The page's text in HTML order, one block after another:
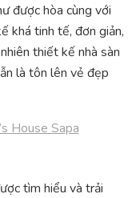
được hòa cùng với
khá tinh tế, đơn giản,
thiết kế nhà sàn
là tôn lên vẻ đẹp
tìm hiểu và trải